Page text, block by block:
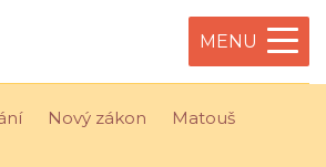
MENU
Nový zákon
Matouš